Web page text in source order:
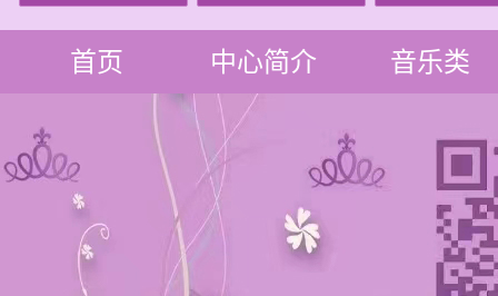
首页 中心简介 音乐类